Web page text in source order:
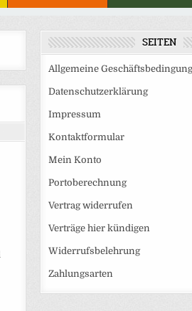
SEITEN
Allgemeine
Datenschutzerklärung
Impressum
Kontaktformular
Mein Konto
Portoberechnung
Vertrag widerrufen
Verträge hier kündigen
Widerrufsbelehrung
Zahlungsarten